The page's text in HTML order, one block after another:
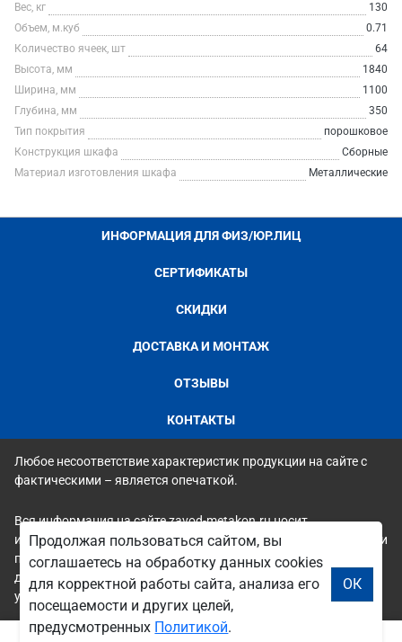
Вес, кг
130
Объем, м.куб
0.71
Количество ячеек, шт
64
Высота, мм
1840
Ширина, мм
1100
Глубина, мм
350
Тип покрытия
порошковое
Конструкция шкафа
Сборные
Материал изготовления шкафа
Металлические
ИНФОРМАЦИЯ ДЛЯ ФИЗ/ЮР.ЛИЦ
СЕРТИФИКАТЫ
СКИДКИ
ДОСТАВКА И МОНТАЖ
ОТЗЫВЫ
КОНТАКТЫ
Любое несоответствие характеристик продукции на сайте с
фактическими – является опечаткой.
Вся информация на сайте zavod-metakon.ru носит
исключительно ознакомительный и справочный характер и ни
при каких условиях не является публичной офертой. Всю
дополнительную информацию можно узнать по телефонам
указанным на сайте.
Продолжая пользоваться сайтом, вы
соглашаетесь на обработку данных cookies
для корректной работы сайта, анализа его
посещаемости и других целей,
предусмотренных Политикой.
ОК